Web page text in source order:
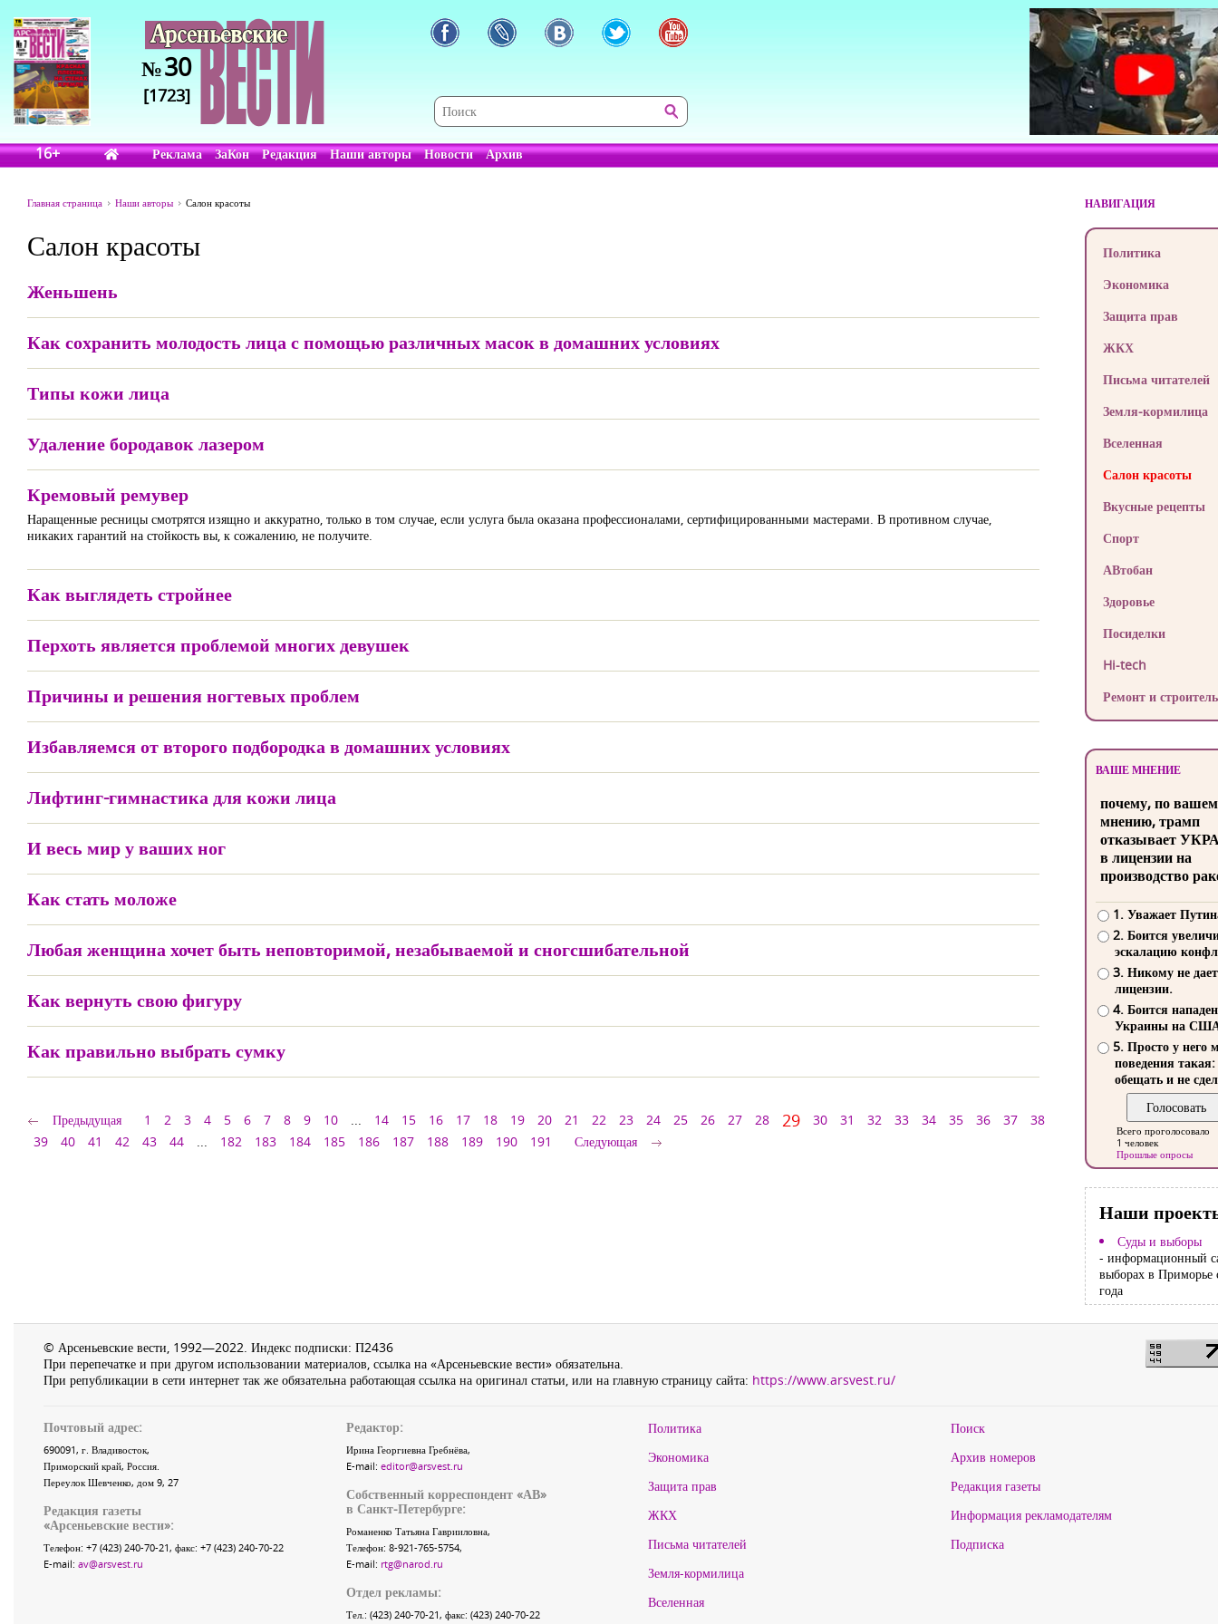
№30
[1723]
16+ Реклама ЗаКон Редакция Наши авторы Новости Архив
Главная страница Наши авторы Салон красоты
Салон красоты
Женьшень
Как сохранить молодость лица с помощью различных масок в домашних условиях
Типы кожи лица
Удаление бородавок лазером
Кремовый ремувер
Наращенные ресницы смотрятся изящно и аккуратно, только в том случае, если услуга была оказана профессионалами, сертифицированными мастерами. В противном случае,
никаких гарантий на стойкость вы, к сожалению, не получите.
Как выглядеть стройнее
Перхоть является проблемой многих девушек
Причины и решения ногтевых проблем
Избавляемся от второго подбородка в домашних условиях
Лифтинг-гимнастика для кожи лица
И весь мир у ваших ног
Как стать моложе
Любая женщина хочет быть неповторимой, незабываемой и сногсшибательной
Как вернуть свою фигуру
Как правильно выбрать сумку
Предыдущая 1 2 3 4 5 6 7 8 9 10 ... 14 15 16 17 18 19 20 21 22 23 24 25 26 27 28 29 30 31 32 33 34 35 36 37
38
39
40 41 42 43 44 ... 182 183 184 185 186 187 188 189 190 191 Следующая
НАВИГАЦИЯ
Политика
Экономика
Защита прав
ЖКХ
Письма читателей
Земля-кормилица
Вселенная
Салон красоты
Вкусные рецепты
Спорт
АВтобан
Здоровье
Посиделки
Hi-tech
Ремонт и
ВАШЕ МНЕНИЕ
почему, по
мнению, трамп
отказывает
в лицензии на
производство
1. Уважает
2. Боится
эскалацию
3. Никому не
лицензии.
4. Боится
Украины на
5. Просто у него
поведения такая:
обещать и не
Всего проголосовало
1 человек
Прошлые опросы
Наши
Суды и выборы
- информационный
выборах в Приморье
года
© Арсеньевские вести, 1992—2022. Индекс подписки: П2436
При перепечатке и при другом использовании материалов, ссылка на «Арсеньевские вести» обязательна.
При републикации в сети интернет так же обязательна работающая ссылка на оригинал статьи, или на главную страницу сайта: https://www.arsvest.ru/
Почтовый адрес:
690091, г. Владивосток,
Приморский край, Россия.
Переулок Шевченко, дом 9, 27
Редакция газеты
«Арсеньевские вести»:
Телефон: +7 (423) 240-70-21, факс: +7 (423) 240-70-22
E-mail: av@arsvest.ru
Редактор:
Ирина Георгиевна Гребнёва,
E-mail: editor@arsvest.ru
Собственный корреспондент «АВ»
в Санкт-Петербурге:
Романенко Татьяна Гаврииловна,
Телефон: 8-921-765-5754,
E-mail: rtg@narod.ru
Отдел рекламы:
Тел.: (423) 240-70-21, факс: (423) 240-70-22
Политика
Экономика
Защита прав
ЖКХ
Письма читателей
Земля-кормилица
Вселенная
Поиск
Архив номеров
Редакция газеты
Информация рекламодателям
Подписка